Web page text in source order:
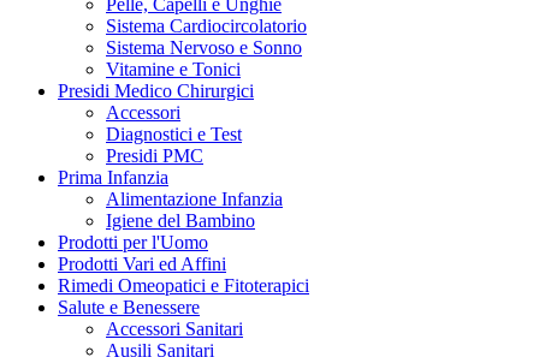
Pelle, Capelli e Unghie
Sistema Cardiocircolatorio
Sistema Nervoso e Sonno
Vitamine e Tonici
Presidi Medico Chirurgici
Accessori
Diagnostici e Test
Presidi PMC
Prima Infanzia
Alimentazione Infanzia
Igiene del Bambino
Prodotti per l'Uomo
Prodotti Vari ed Affini
Rimedi Omeopatici e Fitoterapici
Salute e Benessere
Accessori Sanitari
Ausili Sanitari